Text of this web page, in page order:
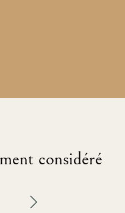
considéré